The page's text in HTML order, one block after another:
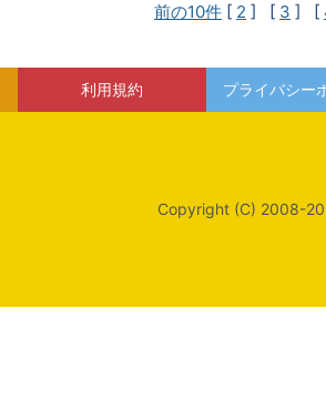
前の10件 [ 2 ] [ 3 ] [
利用規約 プライバシー
Copyright (C) 2008-